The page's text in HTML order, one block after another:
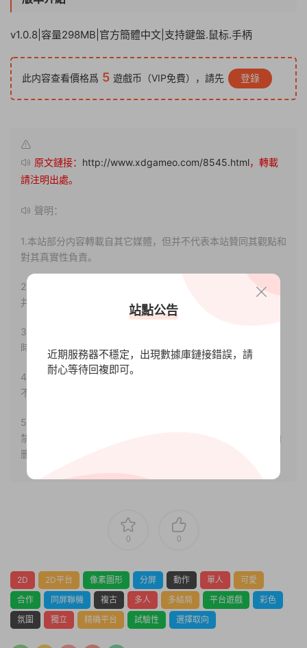
v1.0.8|容量298MB|官方簡體中文|支持鍵盤.鼠标.手柄
此内容查看價格爲 5 遊戲币（VIP免費），請先 登錄
原文鏈接： http://www.xdgameo.com/8545.html，轉載
請注明出處。
聲明：
1.本站部分内容轉載自其它媒體，但并不代表本站贊同其觀點和
對其真實性負責。
2.若您需要商業運營或用于其他商業活動，請您購買正版授權
并合法使用。
3.如果本站有侵犯、不妥之處的資源，請聯系我們。将會第一
時間解決！
4.本站部分内容均由互聯網收集整理，僅供大家參考、學習，
不存在任何商業目的與商業用途。
5.本站提供的所有資源僅供參考學習使用，版權歸原著所有，
禁止下載本站資源參與任何商業和非法行爲，請于24小時之内
删除!
0 0
2D 2D平台 像素圖形 分屏 動作 單人
可愛
合作
同屏聯機 複古 多人 多結局 平台遊戲
彩色
氛圍
獨立 精确平台 試驗性 選擇取向
站點公告
近期服務器不穩定，出現數據庫鏈接錯誤，請
耐心等待回複即可。